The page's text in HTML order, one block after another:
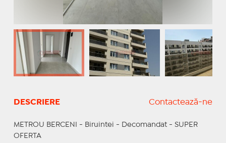
DESCRIERE Contactează-ne
METROU BERCENI - Biruintei - Decomandat - SUPER
OFERTA